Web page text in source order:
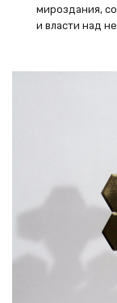
мироздания,
и власти над